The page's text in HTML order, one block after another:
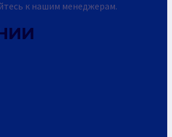
к нашим менеджерам.